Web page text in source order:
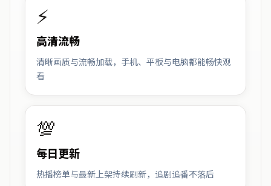
⚡
高清流畅
清晰画质与流畅加载，手机、平板与电脑都能畅快观
看
💯
每日更新
热播榜单与最新上架持续刷新，追剧追番不落后